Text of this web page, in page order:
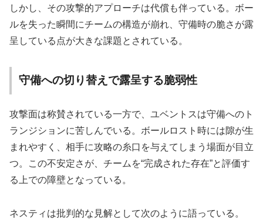
しかし、その攻撃的アプローチは代償も伴っている。ボー
ルを失った瞬間にチームの構造が崩れ、守備時の脆さが露
呈している点が大きな課題とされている。
守備への切り替えで露呈する脆弱性
攻撃面は称賛されている一方で、ユベントスは守備へのト
ランジションに苦しんでいる。ボールロスト時には隙が生
まれやすく、相手に攻略の糸口を与えてしまう場面が目立
つ。この不安定さが、チームを“完成された存在”と評価す
る上での障壁となっている。
ネスティは批判的な見解として次のように語っている。